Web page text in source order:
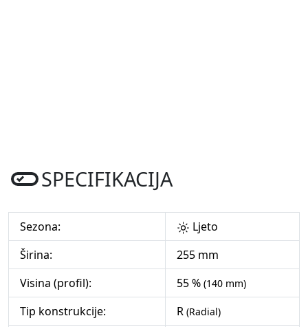
SPECIFIKACIJA
Sezona:
Ljeto
Širina:
255 mm
Visina (profil):
55 % (140 mm)
Tip konstrukcije: R (Radial)